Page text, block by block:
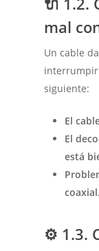
mal
Un cable
interrumpir
siguiente:
El
El
está
coaxial.
⚙️ 1.3.